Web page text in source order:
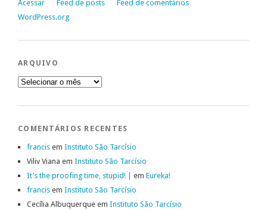
Acessar Feed de posts
Feed de comentários
WordPress.org
ARQUIVO
Arquivo
COMENTÁRIOS RECENTES
francis em Instituto São Tarcísio
Viliv Viana em Instituto São Tarcísio
It’s the proofing time, stupid! | em Eureka!
francis em Instituto São Tarcísio
Cecília Albuquerque em Instituto São Tarcísio